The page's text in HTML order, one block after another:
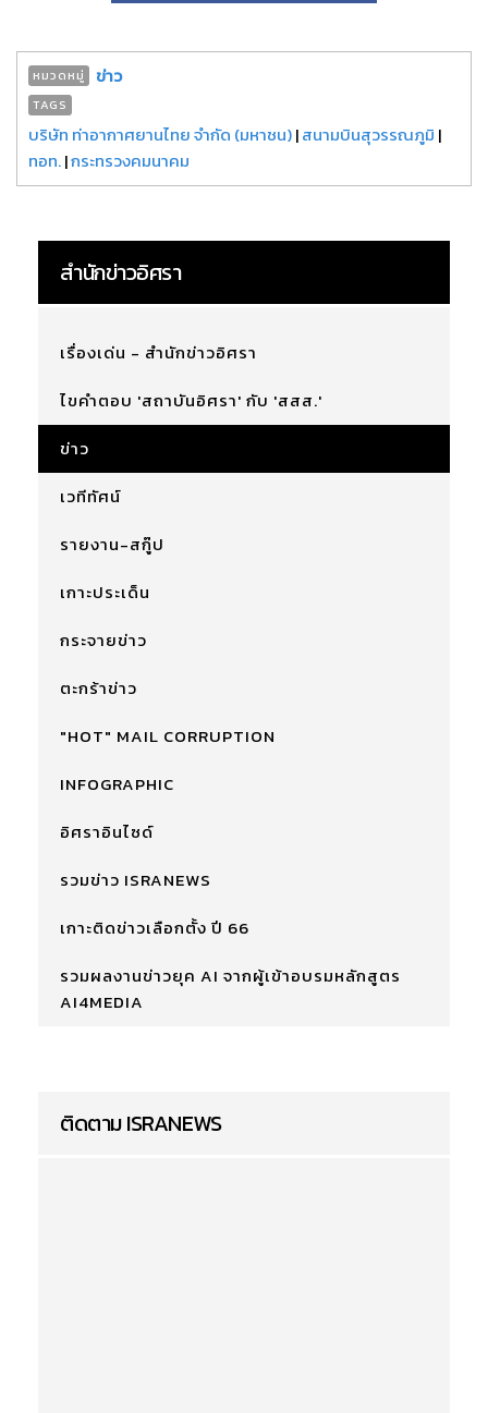
หมวดหมู่ ข่าว
TAGS
บริษัท ท่าอากาศยานไทย จำกัด (มหาชน)|สนามบินสุวรรณภูมิ |
ทอท.|กระทรวงคมนาคม
สำนักข่าวอิศรา
เรื่องเด่น - สำนักข่าวอิศรา
ไขคำตอบ 'สถาบันอิศรา' กับ 'สสส.'
ข่าว
เวทีทัศน์
รายงาน-สกู๊ป
เกาะประเด็น
กระจายข่าว
ตะกร้าข่าว
"HOT" MAIL CORRUPTION
INFOGRAPHIC
อิศราอินไซด์
รวมข่าว ISRANEWS
เกาะติดข่าวเลือกตั้ง ปี 66
รวมผลงานข่าวยุค AI จากผู้เข้าอบรมหลักสูตร
AI4MEDIA
ติดตาม ISRANEWS